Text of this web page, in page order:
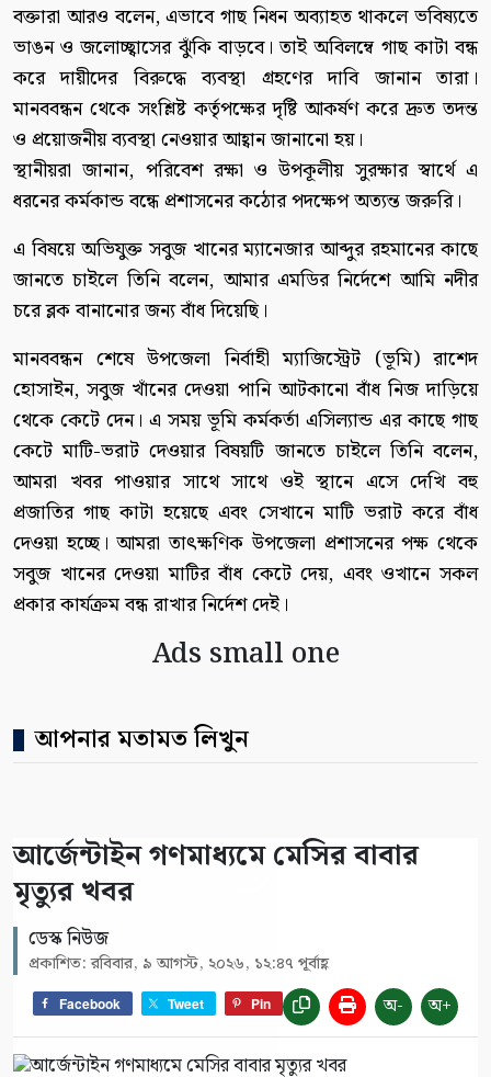
বক্তারা আরও বলেন, এভাবে গাছ নিধন অব্যাহত থাকলে ভবিষ্যতে
ভাঙন ও জলোচ্ছ্বাসের ঝুঁকি বাড়বে। তাই অবিলম্বে গাছ কাটা বন্ধ
করে দায়ীদের বিরুদ্ধে ব্যবস্থা গ্রহণের দাবি জানান তারা।
মানববন্ধন থেকে সংশ্লিষ্ট কর্তৃপক্ষের দৃষ্টি আকর্ষণ করে দ্রুত তদন্ত
ও প্রয়োজনীয় ব্যবস্থা নেওয়ার আহ্বান জানানো হয়।
স্থানীয়রা জানান, পরিবেশ রক্ষা ও উপকূলীয় সুরক্ষার স্বার্থে এ
ধরনের কর্মকান্ড বন্ধে প্রশাসনের কঠোর পদক্ষেপ অত্যন্ত জরুরি।
এ বিষয়ে অভিযুক্ত সবুজ খানের ম্যানেজার আব্দুর রহমানের কাছে
জানতে চাইলে তিনি বলেন, আমার এমডির নির্দেশে আমি নদীর
চরে ব্লক বানানোর জন্য বাঁধ দিয়েছি।
মানববন্ধন শেষে উপজেলা নির্বাহী ম্যাজিস্ট্রেট (ভূমি) রাশেদ
হোসাইন, সবুজ খাঁনের দেওয়া পানি আটকানো বাঁধ নিজ দাড়িয়ে
থেকে কেটে দেন। এ সময় ভূমি কর্মকর্তা এসিল্যান্ড এর কাছে গাছ
কেটে মাটি-ভরাট দেওয়ার বিষয়টি জানতে চাইলে তিনি বলেন,
আমরা খবর পাওয়ার সাথে সাথে ওই স্থানে এসে দেখি বহু
প্রজাতির গাছ কাটা হয়েছে এবং সেখানে মাটি ভরাট করে বাঁধ
দেওয়া হচ্ছে। আমরা তাৎক্ষণিক উপজেলা প্রশাসনের পক্ষ থেকে
সবুজ খানের দেওয়া মাটির বাঁধ কেটে দেয়, এবং ওখানে সকল
প্রকার কার্যক্রম বন্ধ রাখার নির্দেশ দেই।
Ads small one
আপনার মতামত লিখুন
আর্জেন্টাইন গণমাধ্যমে মেসির বাবার
মৃত্যুর খবর
ডেস্ক নিউজ
প্রকাশিত: রবিবার, ৯ আগস্ট, ২০২৬, ১২:৪৭ পূর্বাহ্ণ
Facebook Tweet Pin অ- অ+